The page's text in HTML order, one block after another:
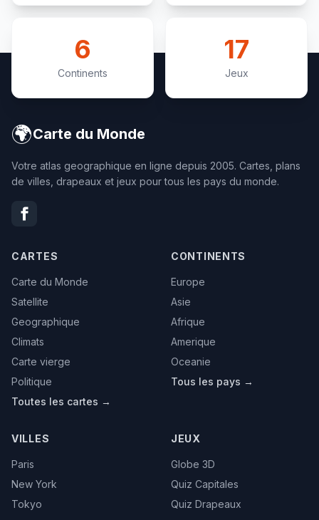
6
Continents
17
Jeux
🌍Carte du Monde
Votre atlas geographique en ligne depuis 2005. Cartes, plans
de villes, drapeaux et jeux pour tous les pays du monde.
CARTES
Carte du Monde
Satellite
Geographique
Climats
Carte vierge
Politique
Toutes les cartes →
CONTINENTS
Europe
Asie
Afrique
Amerique
Oceanie
Tous les pays →
VILLES
Paris
New York
Tokyo
JEUX
Globe 3D
Quiz Capitales
Quiz Drapeaux